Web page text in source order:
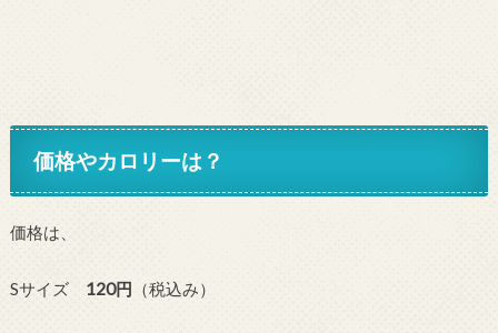
価格やカロリーは？
価格は、
Sサイズ 120円 （税込み）